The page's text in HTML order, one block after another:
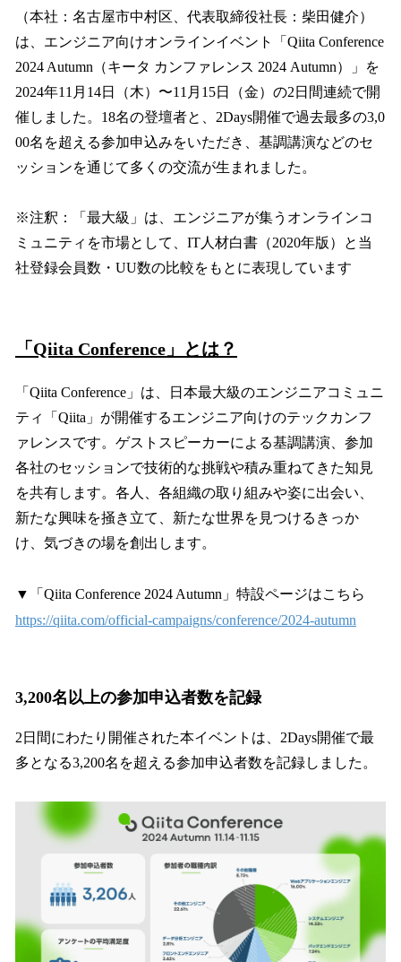
（本社：名古屋市中村区、代表取締役社長：柴田健介）
は、エンジニア向けオンラインイベント「Qiita Conference
2024 Autumn（キータ カンファレンス 2024 Autumn）」を
2024年11月14日（木）〜11月15日（金）の2日間連続で開
催しました。18名の登壇者と、2Days開催で過去最多の3,0
00名を超える参加申込みをいただき、基調講演などのセ
ッションを通じて多くの交流が生まれました。
※注釈：「最大級」は、エンジニアが集うオンラインコ
ミュニティを市場として、IT人材白書（2020年版）と当
社登録会員数・UU数の比較をもとに表現しています
「Qiita Conference」とは？
「Qiita Conference」は、日本最大級のエンジニアコミュニ
ティ「Qiita」が開催するエンジニア向けのテックカンフ
ァレンスです。ゲストスピーカーによる基調講演、参加
各社のセッションで技術的な挑戦や積み重ねてきた知見
を共有します。各人、各組織の取り組みや姿に出会い、
新たな興味を掻き立て、新たな世界を見つけるきっか
け、気づきの場を創出します。
▼「Qiita Conference 2024 Autumn」特設ページはこちら
https://qiita.com/official-campaigns/conference/2024-autumn
3,200名以上の参加申込者数を記録
2日間にわたり開催された本イベントは、2Days開催で最
多となる3,200名を超える参加申込者数を記録しました。